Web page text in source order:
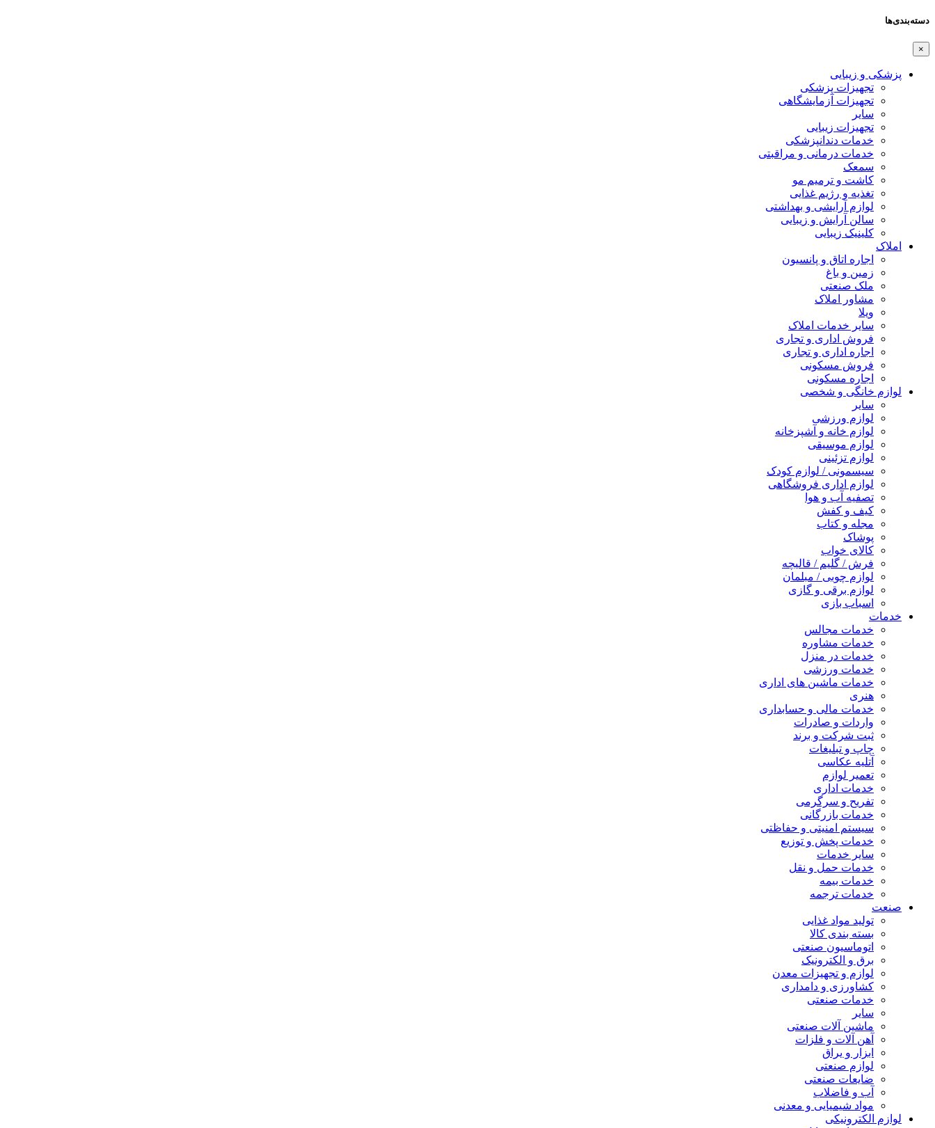
دسته‌بندی‌ها
×
پزشکی و زیبایی
تجهیزات پزشکی
تجهیزات آزمایشگاهی
سایر
تجهیزات زیبایی
خدمات دندانپزشکی
خدمات درمانی و مراقبتی
سمعک
کاشت و ترمیم مو
تغذیه و رژیم غذایی
لوازم آرایشی و بهداشتی
سالن آرایش و زیبایی
کلینیک زیبایی
املاک
اجاره اتاق و پانسیون
زمین و باغ
ملک صنعتی
مشاور املاک
ویلا
سایر خدمات املاک
فروش اداری و تجاری
اجاره اداری و تجاری
فروش مسکونی
اجاره مسکونی
لوازم خانگی و شخصی
سایر
لوازم ورزشی
لوازم خانه و آشپزخانه
لوازم موسیقی
لوازم تزئینی
سیسمونی / لوازم کودک
لوازم اداری فروشگاهی
تصفیه آب و هوا
کیف و کفش
مجله و کتاب
پوشاک
کالای خواب
فرش / گلیم / قالیچه
لوازم چوبی / مبلمان
لوازم برقی و گازی
اسباب بازی
خدمات
خدمات مجالس
خدمات مشاوره
خدمات در منزل
خدمات ورزشی
خدمات ماشین های اداری
هنری
خدمات مالی و حسابداری
واردات و صادرات
ثبت شرکت و برند
چاپ و تبلیغات
آتلیه عکاسی
تعمیر لوازم
خدمات اداری
تفریح و سرگرمی
خدمات بازرگانی
سیستم امنیتی و حفاظتی
خدمات پخش و توزیع
سایر خدمات
خدمات حمل و نقل
خدمات بیمه
خدمات ترجمه
صنعت
تولید مواد غذایی
بسته بندی کالا
اتوماسیون صنعتی
برق و الکترونیک
لوازم و تجهیزات معدن
کشاورزی و دامداری
خدمات صنعتی
سایر
ماشین آلات صنعتی
آهن آلات و فلزات
ابزار و یراق
لوازم صنعتی
ضایعات صنعتی
آب و فاضلاب
مواد شیمیایی و معدنی
لوازم الکترونیکی